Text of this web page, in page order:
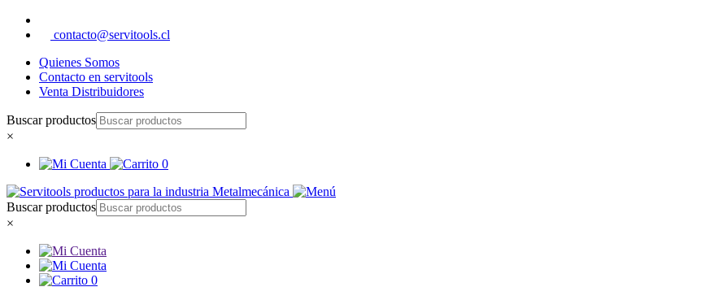
contacto@servitools.cl
Quienes Somos
Contacto en servitools
Venta Distribuidores
Buscar productos
×
0
Buscar productos
×
0